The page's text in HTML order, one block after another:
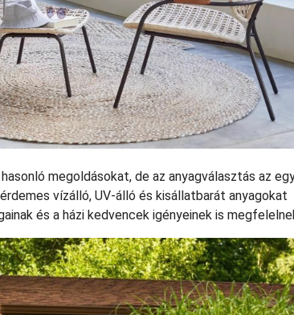
megoldásokat, de az anyagválasztás az
vízálló, UV-álló és kisállatbarát anyagokat
és a házi kedvencek igényeinek is